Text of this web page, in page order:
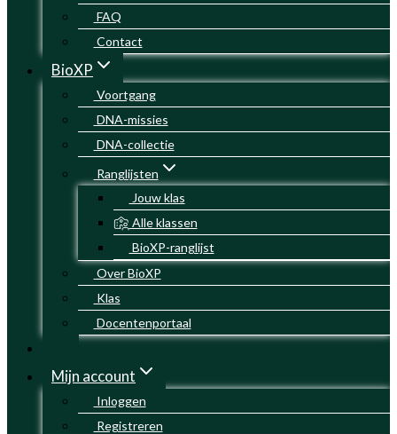
FAQ
Contact
BioXP
Voortgang
DNA-missies
DNA-collectie
Ranglijsten
Jouw klas
Alle klassen
BioXP-ranglijst
Over BioXP
Klas
Docentenportaal
Mijn account
Inloggen
Registreren